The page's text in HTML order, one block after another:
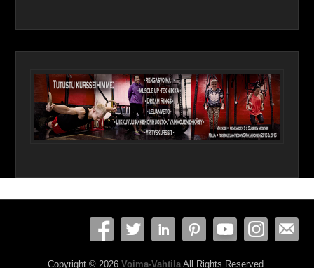
Copyright © 2026 Voima-Vahtila All Rights Reserved.